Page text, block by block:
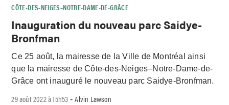
CÔTE-DES-NEIGES–NOTRE-DAME-DE-GRÂCE
Inauguration du nouveau parc Saidye-
Bronfman
Ce 25 août, la mairesse de la Ville de Montréal ainsi
que la mairesse de Côte-des-Neiges–Notre-Dame-de-
Grâce ont inauguré le nouveau parc Saidye-Bronfman.
29 août 2022 à 15h53 -Alvin Lawson